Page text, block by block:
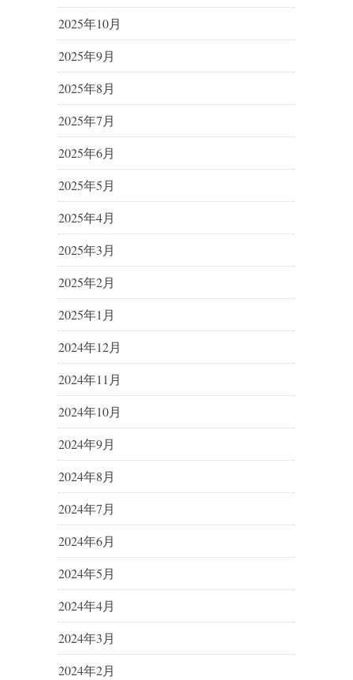
2025年10月
2025年9月
2025年8月
2025年7月
2025年6月
2025年5月
2025年4月
2025年3月
2025年2月
2025年1月
2024年12月
2024年11月
2024年10月
2024年9月
2024年8月
2024年7月
2024年6月
2024年5月
2024年4月
2024年3月
2024年2月